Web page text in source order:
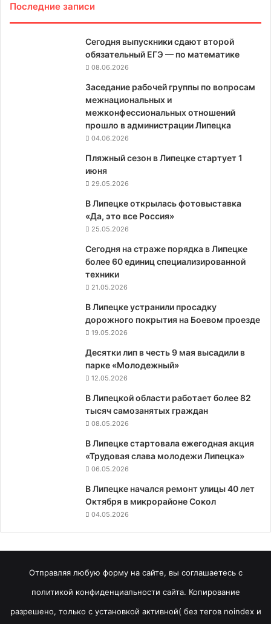
Последние записи
Сегодня выпускники сдают второй
обязательный ЕГЭ — по математике
08.06.2026
Заседание рабочей группы по вопросам
межнациональных и
межконфессиональных отношений
прошло в администрации Липецка
04.06.2026
Пляжный сезон в Липецке стартует 1
июня
29.05.2026
В Липецке открылась фотовыставка
«Да, это все Россия»
25.05.2026
Сегодня на страже порядка в Липецке
более 60 единиц специализированной
техники
21.05.2026
В Липецке устранили просадку
дорожного покрытия на Боевом проезде
19.05.2026
Десятки лип в честь 9 мая высадили в
парке «Молодежный»
12.05.2026
В Липецкой области работает более 82
тысяч самозанятых граждан
08.05.2026
В Липецке стартовала ежегодная акция
«Трудовая слава молодежи Липецка»
06.05.2026
В Липецке начался ремонт улицы 40 лет
Октября в микрорайоне Сокол
04.05.2026
Отправляя любую форму на сайте, вы соглашаетесь с
политикой конфиденциальности сайта. Копирование
разрешено, только с установкой активной( без тегов noindex и